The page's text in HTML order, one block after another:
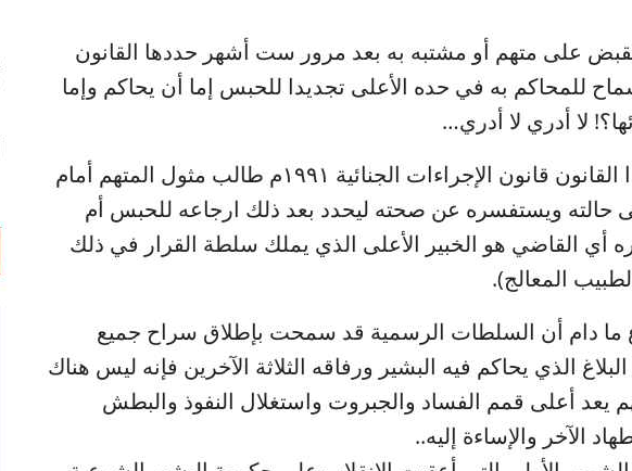
على متهم أو مشتبه به بعد مرور ست أشهر حددها القانون
للمحاكم به في حده الأعلى تجديدا للحبس إما أن يحاكم وإما
لا أدري لا أدري…
+ الأخطر من ذلك فإن هذا القانون قانون الإجراءات الجنائية ١٩٩١م طالب مثول المتهم أمام
ويستفسره عن صحته ليحدد بعد ذلك ارجاعه للحبس أم
أي القاضي هو الخبير الأعلى الذي يملك سلطة القرار في ذلك
المعالج).
ما دام أن السلطات الرسمية قد سمحت بإطلاق سراح جميع
الذي يحاكم فيه البشير ورفاقه الثلاثة الآخرين فإنه ليس هناك
يعد أعلى قمم الفساد والجبروت واستغلال النفوذ والبطش
الآخر والإساءة إليه..